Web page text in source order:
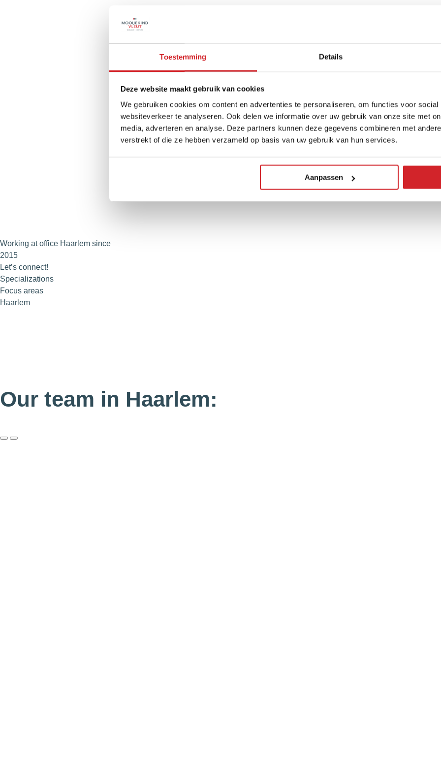
Toestemming Details
Deze website maakt gebruik van cookies
We gebruiken cookies om content en advertenties te personaliseren, om functies voor
websiteverkeer te analyseren. Ook delen we informatie over uw gebruik van onze site met
media, adverteren en analyse. Deze partners kunnen deze gegevens combineren met
verstrekt of die ze hebben verzameld op basis van uw gebruik van hun services.
Aanpassen
Working at office Haarlem since
2015
Let’s connect!
Specializations
Focus areas
Haarlem
Our team in Haarlem: